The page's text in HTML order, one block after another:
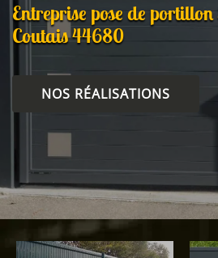
Entreprise pose de
Coutais 44680
NOS RÉALISATIONS